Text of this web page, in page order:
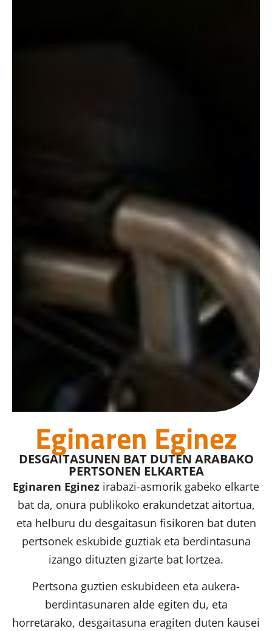
Eginaren Eginez
DESGAITASUNEN BAT DUTEN ARABAKO
PERTSONEN ELKARTEA
Eginaren Eginez irabazi-asmorik gabeko elkarte
bat da, onura publikoko erakundetzat aitortua,
eta helburu du desgaitasun fisikoren bat duten
pertsonek eskubide guztiak eta berdintasuna
izango dituzten gizarte bat lortzea.
Pertsona guztien eskubideen eta aukera-
berdintasunaren alde egiten du, eta
horretarako, desgaitasuna eragiten duten kausei